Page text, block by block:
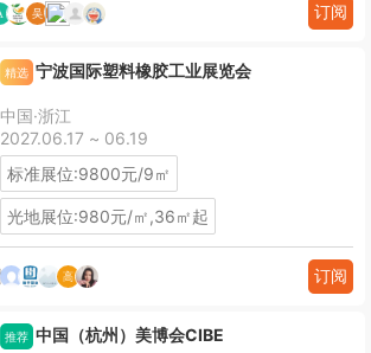
订阅
精选 宁波国际塑料橡胶工业展览会
中国·浙江
2027.06.17 ~ 06.19
标准展位:9800元/9㎡
光地展位:980元/㎡,36㎡起
订阅
推荐 中国（杭州）美博会CIBE